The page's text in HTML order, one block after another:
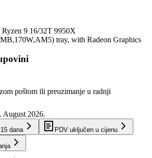
9 16/32T 9950X
tray, with Radeon Graphics
poštom ili preuzimanje u radnji
August 2026.
15 dana PDV uključen u cijenu